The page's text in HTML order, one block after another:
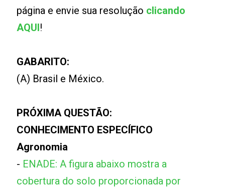
página e envie sua resolução clicando
AQUI!
GABARITO:
(A) Brasil e México.
PRÓXIMA QUESTÃO:
CONHECIMENTO ESPECÍFICO
Agronomia
- ENADE: A figura abaixo mostra a
cobertura do solo proporcionada por